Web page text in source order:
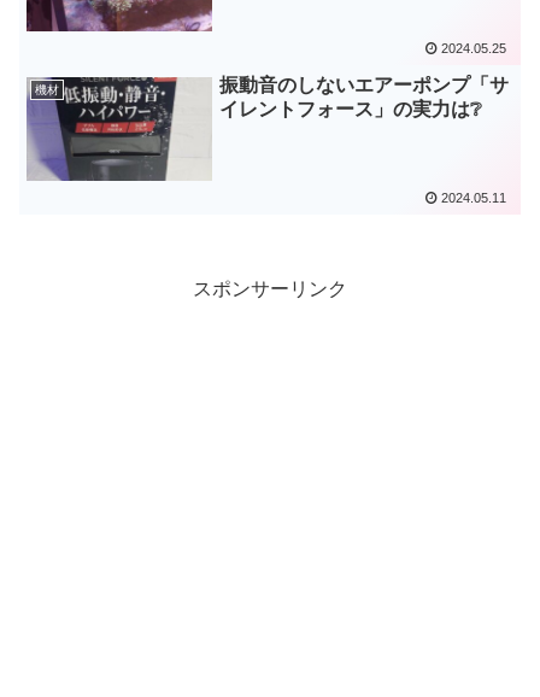
2024.05.25
機材
振動音のしないエアーポンプ「サ
イレントフォース」の実力は❔
2024.05.11
スポンサーリンク